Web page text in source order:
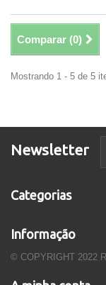
Comparar (0)
Mostrando 1 - 5 de 5
Newsletter
Categorias
Informação
© COPYRIGHT 2022